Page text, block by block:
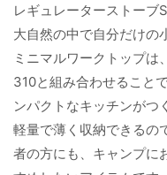
レギュレーターストーブ
大自然の中で自分だけの
ミニマルワークトップ
310と組み合わせること
ンパクトなキッチンがつ
軽量で薄く収納できるの
者の方にも、キャンプに